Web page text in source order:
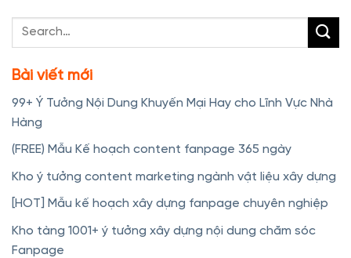
Bài viết mới
99+ Ý Tưởng Nội Dung Khuyến Mại Hay cho Lĩnh Vực Nhà
Hàng
(FREE) Mẫu Kế hoạch content fanpage 365 ngày
Kho ý tưởng content marketing ngành vật liệu xây dựng
[HOT] Mẫu kế hoạch xây dựng fanpage chuyên nghiệp
Kho tàng 1001+ ý tưởng xây dựng nội dung chăm sóc
Fanpage